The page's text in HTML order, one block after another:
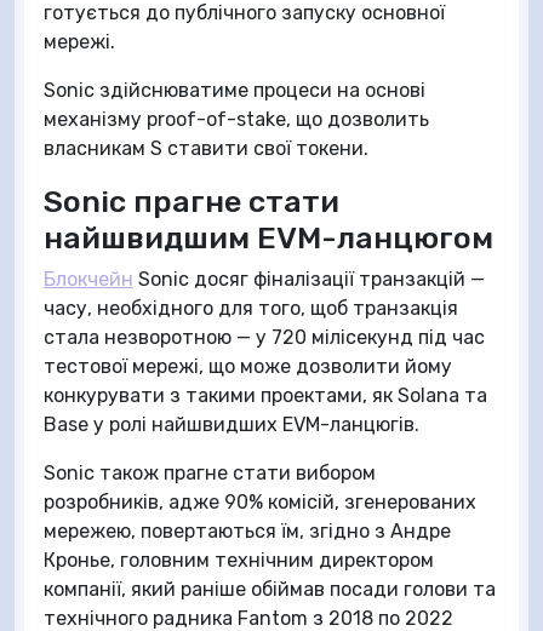
готується до публічного запуску основної
мережі.
Sonic здійснюватиме процеси на основі
механізму proof-of-stake, що дозволить
власникам S ставити свої токени.
Sonic прагне стати
найшвидшим EVM-ланцюгом
Блокчейн Sonic досяг фіналізації транзакцій —
часу, необхідного для того, щоб транзакція
стала незворотною — у 720 мілісекунд під час
тестової мережі, що може дозволити йому
конкурувати з такими проектами, як Solana та
Base у ролі найшвидших EVM-ланцюгів.
Sonic також прагне стати вибором
розробників, адже 90% комісій, згенерованих
мережею, повертаються їм, згідно з Андре
Кронье, головним технічним директором
компанії, який раніше обіймав посади голови та
технічного радника Fantom з 2018 по 2022